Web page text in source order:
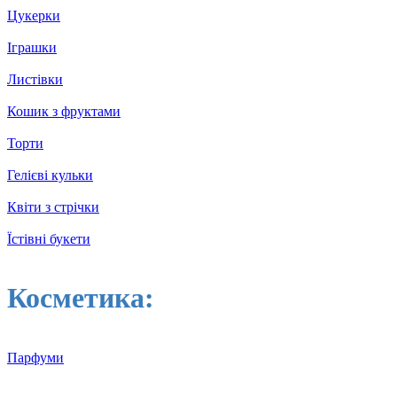
Цукерки
Іграшки
Листівки
Кошик з фруктами
Торти
Гелієві кульки
Квіти з стрічки
Їстівні букети
Косметика:
Парфуми